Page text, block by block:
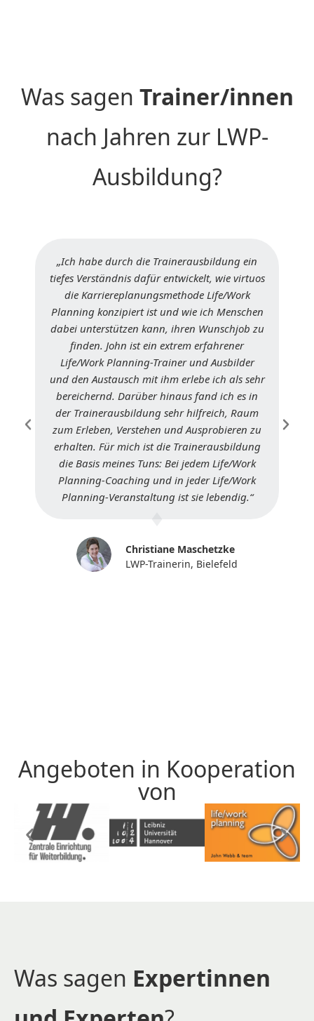
Was sagen Trainer/innen
nach Jahren zur LWP-
Ausbildung?​
„Ich habe durch die Trainerausbildung ein
tiefes Verständnis dafür entwickelt, wie virtuos
die Karriereplanungsmethode Life/Work
Planning konzipiert ist und wie ich Menschen
dabei unterstützen kann, ihren Wunschjob zu
finden. John ist ein extrem erfahrener
Life/Work Planning-Trainer und Ausbilder
und den Austausch mit ihm erlebe ich als sehr
bereichernd. Darüber hinaus fand ich es in
der Trainerausbildung sehr hilfreich, Raum
zum Erleben, Verstehen und Ausprobieren zu
erhalten. Für mich ist die Trainerausbildung
die Basis meines Tuns: Bei jedem Life/Work
Planning-Coaching und in jeder Life/Work
Planning-Veranstaltung ist sie lebendig.“
Christiane Maschetzke
LWP-Trainerin, Bielefeld
Angeboten in Kooperation
von
Was sagen Expertinnen